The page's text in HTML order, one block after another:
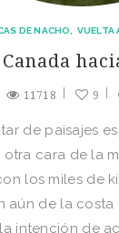
DE NACHO VUELTA
11718 9
de paisajes
otra cara de la
los miles de
aún de la costa
intención de